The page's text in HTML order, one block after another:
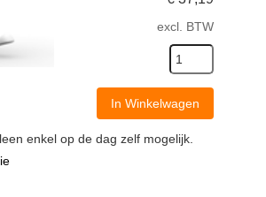
excl. BTW
In Winkelwagen
enkel op de dag zelf mogelijk.